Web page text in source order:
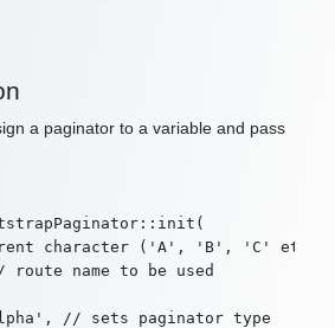
a paginator to a variable and pass
character ('A', 'B', 'C' etc.
route name to be used
// sets paginator type